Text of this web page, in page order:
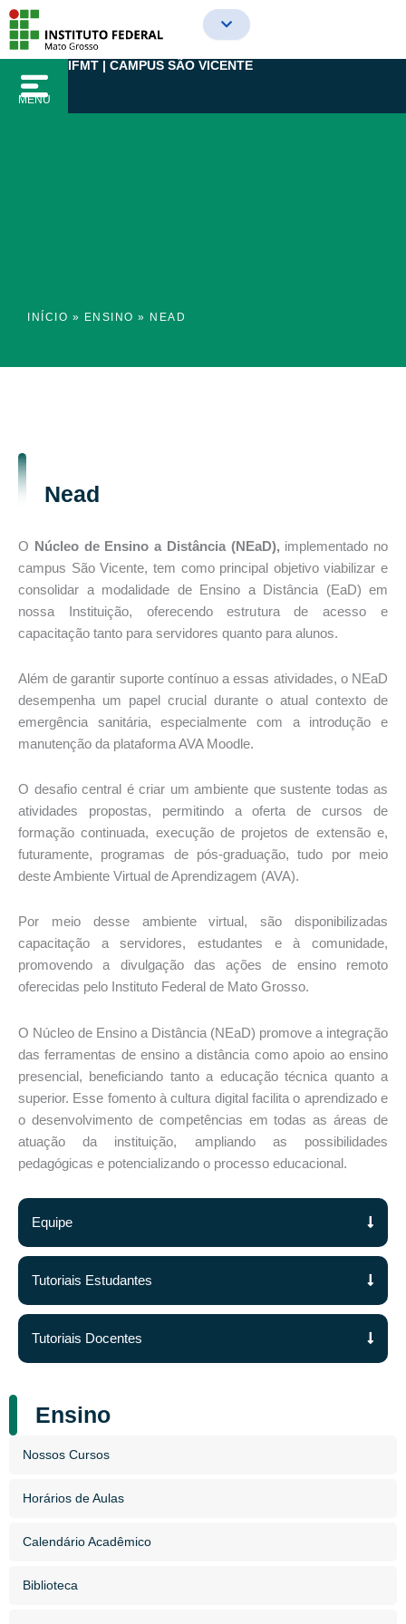
para
conteúdo
MENU
IFMT | CAMPUS SÃO VICENTE
INÍCIO » ENSINO » NEAD
Nead
O Núcleo de Ensino a Distância (NEaD), implementado no
campus São Vicente, tem como principal objetivo viabilizar e
consolidar a modalidade de Ensino a Distância (EaD) em
nossa Instituição, oferecendo estrutura de acesso e
capacitação tanto para servidores quanto para alunos.
Além de garantir suporte contínuo a essas atividades, o NEaD
desempenha um papel crucial durante o atual contexto de
emergência sanitária, especialmente com a introdução e
manutenção da plataforma AVA Moodle.
O desafio central é criar um ambiente que sustente todas as
atividades propostas, permitindo a oferta de cursos de
formação continuada, execução de projetos de extensão e,
futuramente, programas de pós-graduação, tudo por meio
deste Ambiente Virtual de Aprendizagem (AVA).
Por meio desse ambiente virtual, são disponibilizadas
capacitação a servidores, estudantes e à comunidade,
promovendo a divulgação das ações de ensino remoto
oferecidas pelo Instituto Federal de Mato Grosso.
O Núcleo de Ensino a Distância (NEaD) promove a integração
das ferramentas de ensino a distância como apoio ao ensino
presencial, beneficiando tanto a educação técnica quanto a
superior. Esse fomento à cultura digital facilita o aprendizado e
o desenvolvimento de competências em todas as áreas de
atuação da instituição, ampliando as possibilidades
pedagógicas e potencializando o processo educacional.
Equipe
Tutoriais Estudantes
Tutoriais Docentes
Ensino
Nossos Cursos
Horários de Aulas
Calendário Acadêmico
Biblioteca